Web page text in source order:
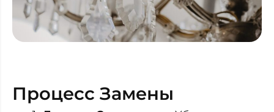
Процесс Замены